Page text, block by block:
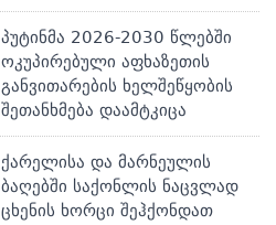
პუტინმა 2026-2030 წლებში
ოკუპირებული აფხაზეთის
განვითარების ხელშეწყობის
შეთანხმება დაამტკიცა
ქარელისა და მარნეულის
ბაღებში საქონლის ნაცვლად
ცხენის ხორცი შეჰქონდათ